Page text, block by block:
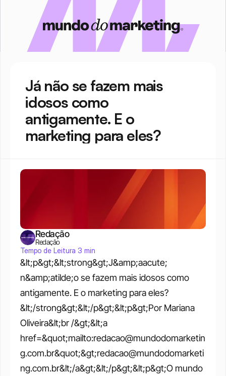
Já não se fazem mais
idosos como
antigamente. E o
marketing para eles?
&lt;p&gt;&lt;strong&gt;J&amp;aacute;
n&amp;atilde;o se fazem mais idosos como
antigamente. E o marketing para eles?
&lt;/strong&gt;&lt;/p&gt;&lt;p&gt;Por Mariana
Oliveira&lt;br /&gt;&lt;a
href=&quot;mailto:redacao@mundodomarketin
g.com.br&quot;&gt;redacao@mundodomarketi
ng.com.br&lt;/a&gt;&lt;/p&gt;&lt;p&gt;O mundo
Redação
Redação
Tempo de Leitura 3 min